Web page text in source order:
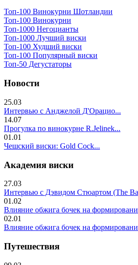
Топ-100 Винокурни Шотландии
Топ-100 Винокурни
Топ-1000 Негоцианты
Топ-1000 Лучший виски
Топ-100 Худший виски
Топ-100 Популярный виски
Топ-50 Дегустаторы
Новости
25.03
Интервью с Анджелой Д'Орацио...
14.07
Прогулка по винокурне R.Jelinek...
01.01
Чешский виски: Gold Cock...
Академия виски
27.03
Интервью с Дэвидом Стюартом (The
01.02
Влияние обжига бочек на
02.01
Влияние обжига бочек на
Путешествия